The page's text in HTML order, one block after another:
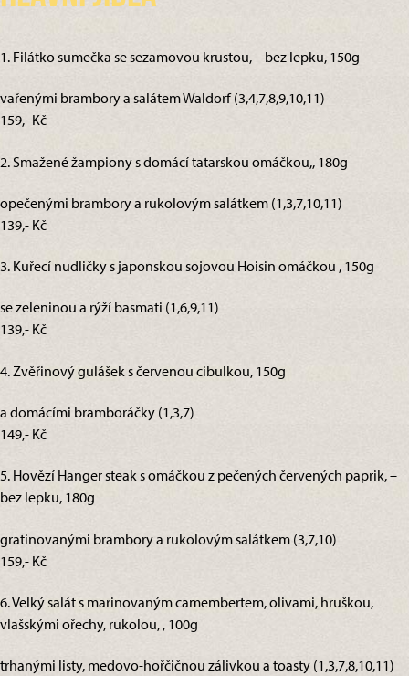
1. Filátko sumečka se sezamovou krustou, – bez lepku, 150g
vařenými brambory a salátem Waldorf (3,4,7,8,9,10,11)
159,- Kč
2. Smažené žampiony s domácí tatarskou omáčkou,, 180g
opečenými brambory a rukolovým salátkem (1,3,7,10,11)
139,- Kč
3. Kuřecí nudličky s japonskou sojovou Hoisin omáčkou , 150g
se zeleninou a rýží basmati (1,6,9,11)
139,- Kč
4. Zvěřinový gulášek s červenou cibulkou, 150g
a domácími bramboráčky (1,3,7)
149,- Kč
5. Hovězí Hanger steak s omáčkou z pečených červených paprik, –
bez lepku, 180g
gratinovanými brambory a rukolovým salátkem (3,7,10)
159,- Kč
6. Velký salát s marinovaným camembertem, olivami, hruškou,
vlašskými ořechy, rukolou, , 100g
trhanými listy, medovo-hořčičnou zálivkou a toasty (1,3,7,8,10,11)